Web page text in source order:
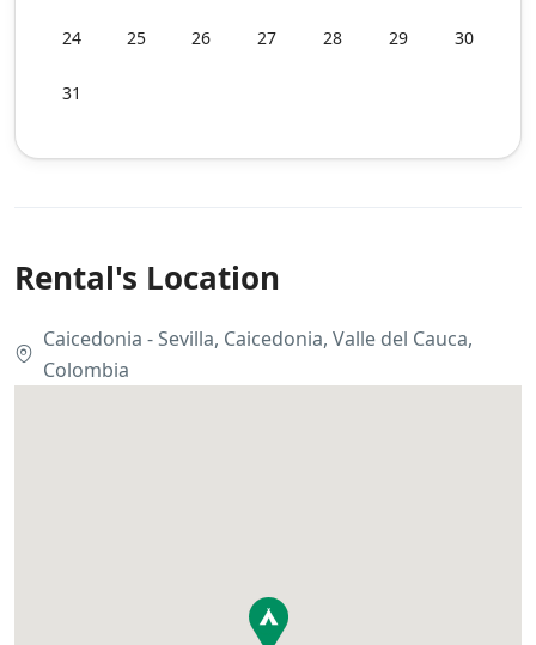
24 25 26 27 28 29 30
31
Rental's Location
Caicedonia - Sevilla, Caicedonia, Valle del Cauca,
Colombia